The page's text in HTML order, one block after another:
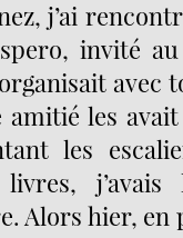
j’ai
invité
avec
amitié les
les
j’avais
Alors hier, en